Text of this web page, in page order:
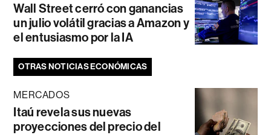
Wall Street cerró con ganancias
un julio volátil gracias a Amazon y
el entusiasmo por la IA
OTRAS NOTICIAS ECONÓMICAS
MERCADOS
Itaú revela sus nuevas
proyecciones del precio del